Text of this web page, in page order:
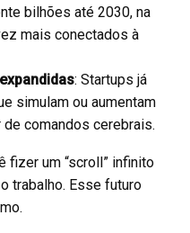
bilhões até 2030, na
mais conectados à
: Startups já
simulam ou aumentam
comandos cerebrais.
fizer um “scroll” infinito
trabalho. Esse futuro